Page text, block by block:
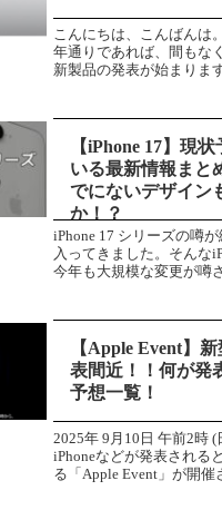
こんにちは、こんばんは
年通りであれば、間もな
新製品の発表が始まりま
とめてみようと思います
そくどうぞ！...
【iPhone 17】現
いる最新情報まと
でにないデザイン
か！？
iPhone 17 シリーズの噂
入ってきました。そんな
今年も大規模な変更が噂
は？例年通り、今年も9月
【Apple Event】
表間近！！何が発
予想一覧！
2025年 9月10日 午前2時
iPhoneなどが発表される
る「Apple Event」が開催